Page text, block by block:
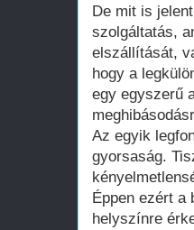
De mit is
szolgáltatás,
elszállítását,
hogy a
egy egyszerű
Az egyik
gyorsaság.
Éppen ezért a
helyszínre